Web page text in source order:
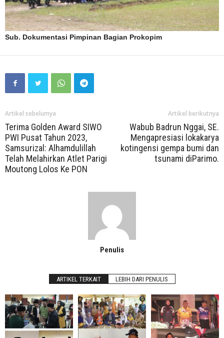
Sub. Dokumentasi Pimpinan Bagian Prokopim
Artikel sebelumya
Terima Golden Award SIWO
PWI Pusat Tahun 2023,
Samsurizal: Alhamdulillah
Telah Melahirkan Atlet Parigi
Moutong Lolos Ke PON
Artikel berikutnya
Wabub Badrun Nggai, SE.
Mengapresiasi lokakarya
kotingensi gempa bumi dan
tsunami diParimo.
Penulis
ARTIKEL TERKAIT LEBIH DARI PENULIS